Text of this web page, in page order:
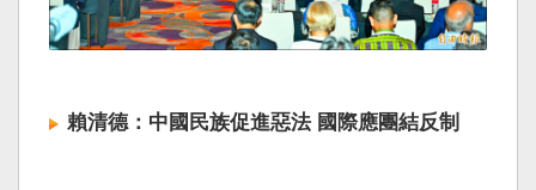
賴清德：中國民族促進惡法 國際應團結反制